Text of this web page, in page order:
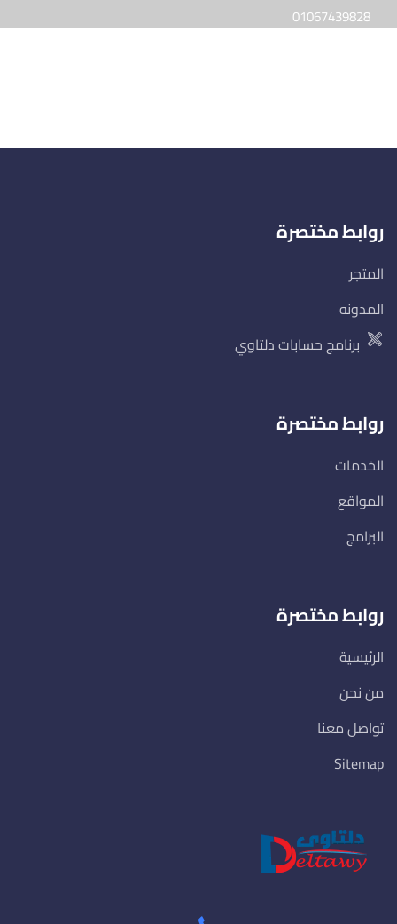
01067439828
روابط مختصرة
المتجر
المدونه
برنامج حسابات دلتاوي
روابط مختصرة
الخدمات
المواقع
البرامج
روابط مختصرة
الرئيسية
من نحن
تواصل معنا
Sitemap